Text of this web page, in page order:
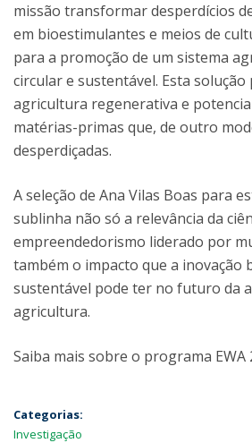
missão transformar desperdícios
em bioestimulantes e meios de
para a promoção de um sistema
circular e sustentável. Esta
agricultura regenerativa e
matérias-primas que, de outro
desperdiçadas.
A seleção de Ana Vilas Boas para
sublinha não só a relevância da
empreendedorismo liderado por
também o impacto que a inovação
sustentável pode ter no futuro da
agricultura.
Saiba mais sobre o programa EWA
Categorias:
Investigação